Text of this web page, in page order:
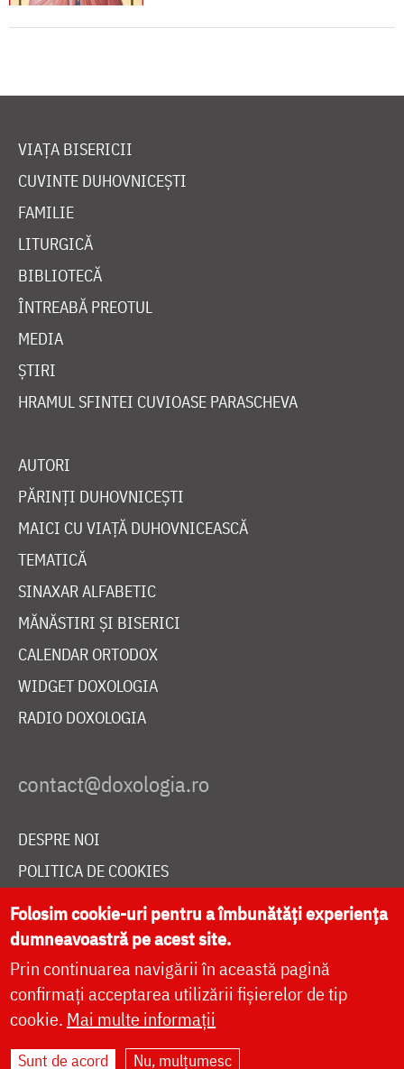
VIAȚA BISERICII
CUVINTE DUHOVNICEȘTI
FAMILIE
LITURGICĂ
BIBLIOTECĂ
ÎNTREABĂ PREOTUL
MEDIA
ȘTIRI
HRAMUL SFINTEI CUVIOASE PARASCHEVA
AUTORI
PĂRINȚI DUHOVNICEȘTI
MAICI CU VIAȚĂ DUHOVNICEASCĂ
TEMATICĂ
SINAXAR ALFABETIC
MĂNĂSTIRI ȘI BISERICI
CALENDAR ORTODOX
WIDGET DOXOLOGIA
RADIO DOXOLOGIA
DESPRE NOI
POLITICA DE COOKIES
DONEAZĂ ONLINE PENTRU CATEDRALA NAȚIONALĂ
LIVE
Site dezvoltat deDOXOLOGIA MEDIA
Folosim cookie-uri pentru a îmbunătăți experiența
dumneavoastră pe acest site.
Prin continuarea navigării în această pagină
confirmați acceptarea utilizării fișierelor de tip
cookie. Mai multe informații
Sunt de acord Nu, mulțumesc